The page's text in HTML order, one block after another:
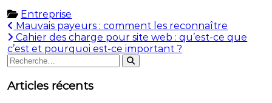
Entreprise
Navigation
de
l’article
Mauvais payeurs : comment les reconnaître
Cahier des charge pour site web : qu’est-ce que
c’est et pourquoi est-ce important ?
Rechercher
Rechercher
Articles récents